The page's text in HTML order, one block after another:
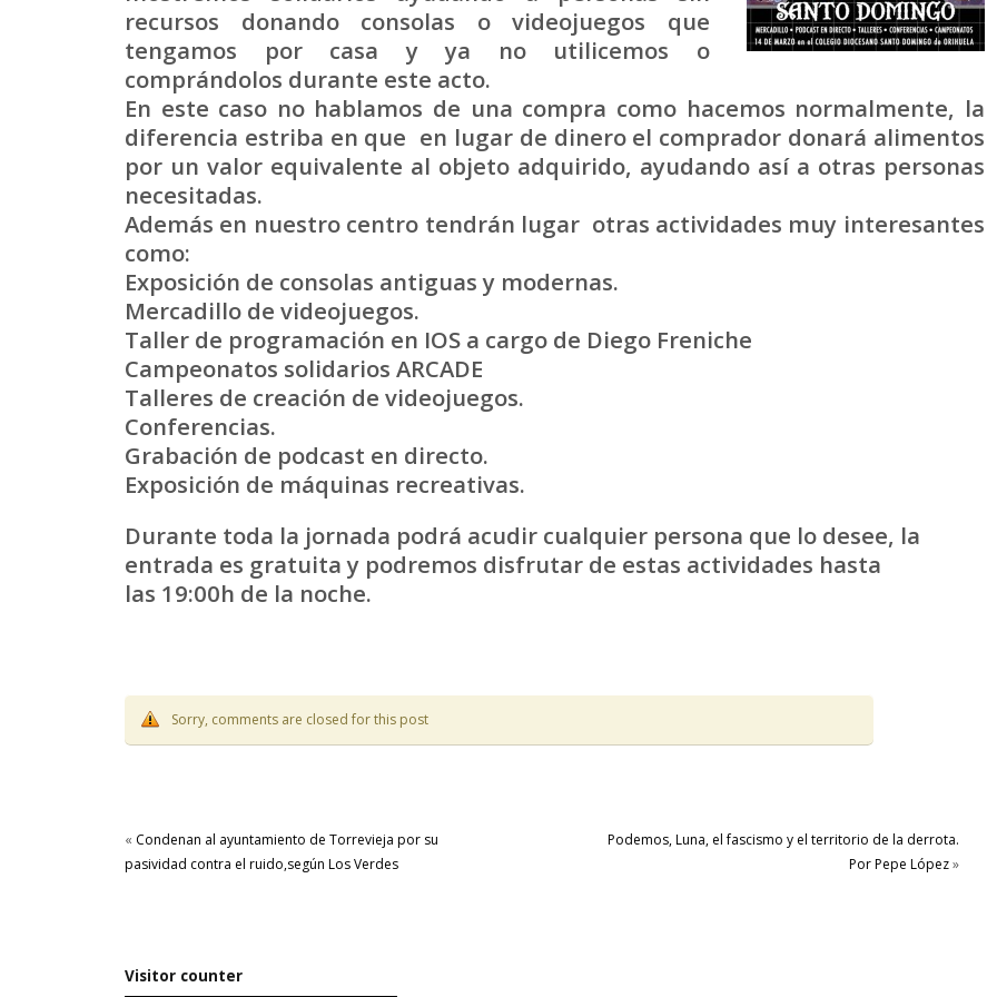
recursos donando consolas o videojuegos que
tengamos por casa y ya no utilicemos o
comprándolos durante este acto.
En este caso no hablamos de una compra como hacemos normalmente, la
diferencia estriba en que en lugar de dinero el comprador donará alimentos
por un valor equivalente al objeto adquirido, ayudando así a otras personas
necesitadas.
Además en nuestro centro tendrán lugar otras actividades muy interesantes
como:
Exposición de consolas antiguas y modernas.
Mercadillo de videojuegos.
Taller de programación en IOS a cargo de Diego Freniche
Campeonatos solidarios ARCADE
Talleres de creación de videojuegos.
Conferencias.
Grabación de podcast en directo.
Exposición de máquinas recreativas.
Durante toda la jornada podrá acudir cualquier persona que lo desee, la
entrada es gratuita y podremos disfrutar de estas actividades hasta
las 19:00h de la noche.
Sorry, comments are closed for this post
« Condenan al ayuntamiento de Torrevieja por su
pasividad contra el ruido,según Los Verdes
Podemos, Luna, el fascismo y el territorio de la derrota.
Por Pepe López»
Visitor counter